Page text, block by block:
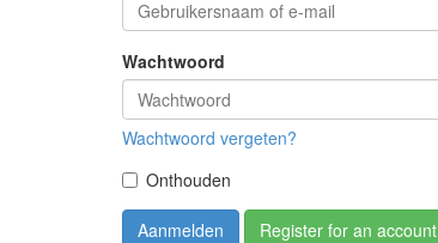
Wachtwoord
Wachtwoord vergeten?
Onthouden
Aanmelden Register for an account